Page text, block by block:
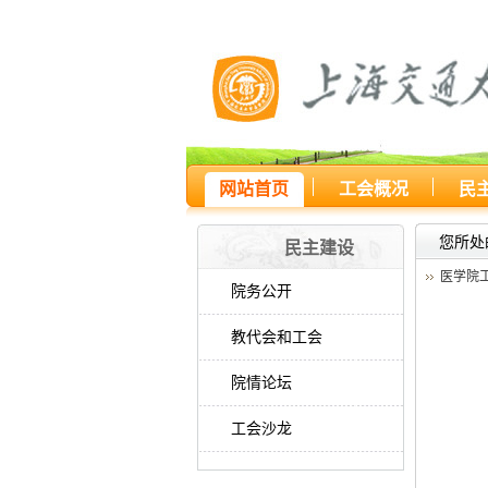
网站首页 工会概况 民
民主建设
院务公开
教代会和工会
院情论坛
工会沙龙
医学院
您所